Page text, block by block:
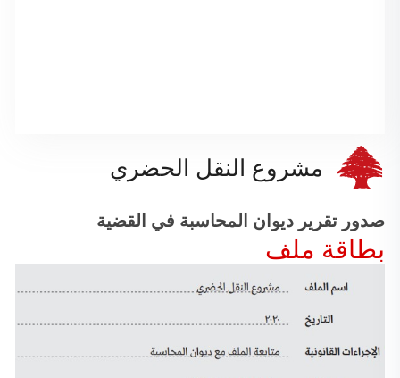
مشروع النقل الحضري
صدور تقرير ديوان المحاسبة في القضية
بطاقة ملف